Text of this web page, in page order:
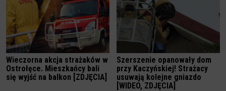
Wieczorna akcja strażaków w
Ostrołęce. Mieszkańcy bali
się wyjść na balkon [ZDJĘCIA]
Szerszenie opanowały dom
przy Kaczyńskiej! Strażacy
usuwają kolejne gniazdo
[WIDEO, ZDJĘCIA]